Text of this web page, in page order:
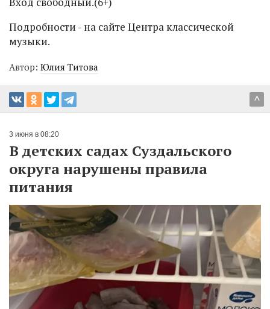
Подробности - на сайте Центра классической
музыки.
Автор: Юлия Титова
^
3 июня в 08:20
В детских садах Суздальского
округа нарушены правила
питания